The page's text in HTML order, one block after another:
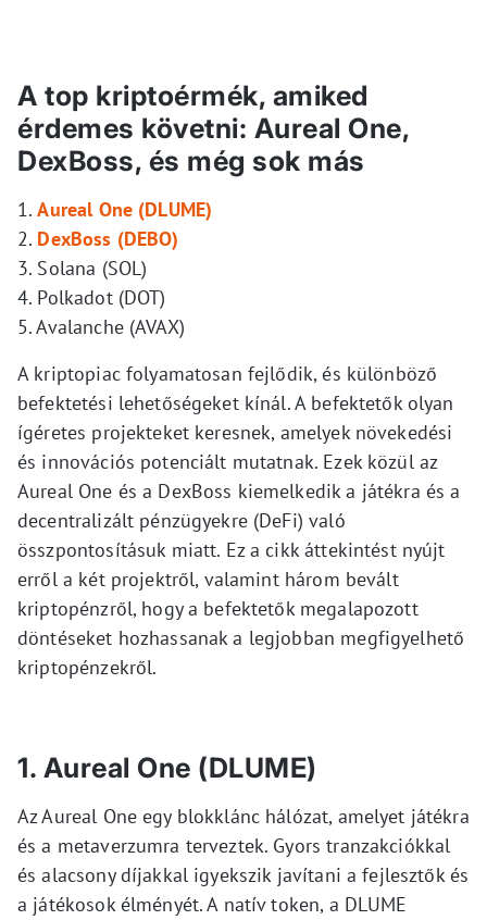
A top kriptoérmék, amiked
érdemes követni: Aureal One,
DexBoss, és még sok más
1.Aureal One (DLUME)
2. DexBoss (DEBO)
3. Solana (SOL)
4. Polkadot (DOT)
5. Avalanche (AVAX)
A kriptopiac folyamatosan fejlődik, és különböző
befektetési lehetőségeket kínál. A befektetők olyan
ígéretes projekteket keresnek, amelyek növekedési
és innovációs potenciált mutatnak. Ezek közül az
Aureal One és a DexBoss kiemelkedik a játékra és a
decentralizált pénzügyekre (DeFi) való
összpontosításuk miatt. Ez a cikk áttekintést nyújt
erről a két projektről, valamint három bevált
kriptopénzről, hogy a befektetők megalapozott
döntéseket hozhassanak a legjobban megfigyelhető
kriptopénzekről.
1. Aureal One (DLUME)
Az Aureal One egy blokklánc hálózat, amelyet játékra
és a metaverzumra terveztek. Gyors tranzakciókkal
és alacsony díjakkal igyekszik javítani a fejlesztők és
a játékosok élményét. A natív token, a DLUME